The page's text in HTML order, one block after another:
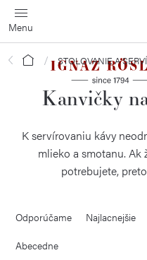
Prejsť
na
obsah
Domov STOLOVANIE A
Kanvičky
K servírovaniu kávy
mlieko a smotanu.
potrebujete,
d
Odporúčame Najlacnejšie
Abecedne